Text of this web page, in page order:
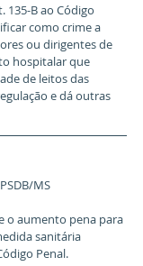
135-B ao Código
como crime a
ou dirigentes de
hospitalar que
de leitos das
e dá outras
MS
o aumento pena para
sanitária
Penal.